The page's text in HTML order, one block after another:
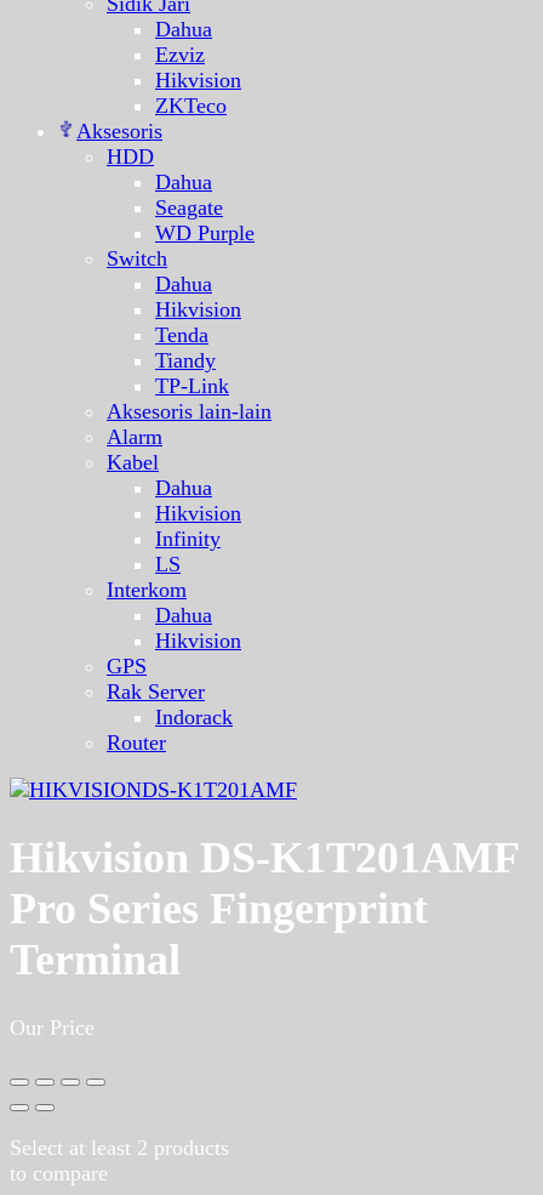
Dahua
Ezviz
Hikvision
ZKTeco
Aksesoris
HDD
Dahua
Seagate
WD Purple
Switch
Dahua
Hikvision
Tenda
Tiandy
TP-Link
Aksesoris lain-lain
Alarm
Kabel
Dahua
Hikvision
Infinity
LS
Interkom
Dahua
Hikvision
GPS
Rak Server
Indorack
Router
Hikvision DS-K1T201AMF
Pro Series Fingerprint
Terminal
Our Price
Select at least 2 products
to compare